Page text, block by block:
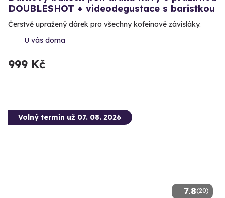
DOUBLESHOT + videodegustace s baristkou
Čerstvě upražený dárek pro všechny kofeinové závisláky.
U vás doma
999 Kč
7.8(20)
Volný termín už 07. 08. 2026